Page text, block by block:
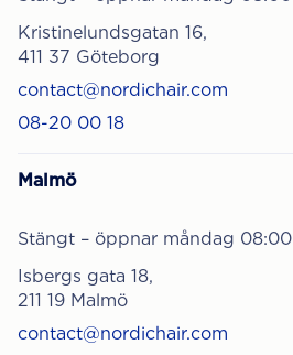
Kristinelundsgatan 16,
411 37 Göteborg
contact@nordichair.com
08-20 00 18
Malmö
Stängt – öppnar måndag 08:00
Isbergs gata 18,
211 19 Malmö
contact@nordichair.com